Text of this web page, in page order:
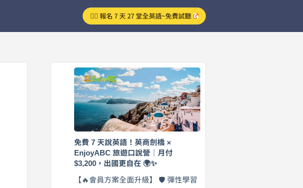
👉🏻 報名 7 天 27 堂全英語~免費試聽
免費 7 天說英語！英商劍橋 ×
EnjoyABC 旅遊口說營｜月付
$3,200，出國更自在 🌍✨
【🔥會員方案全面升級】 🛡️ 彈性學習